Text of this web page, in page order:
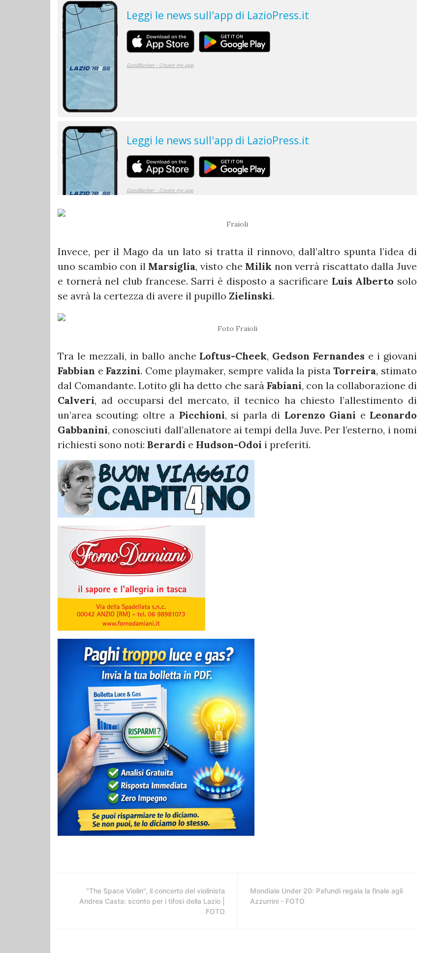
Fraioli
Invece, per il Mago da un lato si tratta il rinnovo, dall’altro spunta l’idea di
uno scambio con il Marsiglia, visto che Milik non verrà riscattato dalla Juve
e tornerà nel club francese. Sarri è disposto a sacrificare Luis Alberto solo
se avrà la certezza di avere il pupillo Zielinski.
Foto Fraioli
Tra le mezzali, in ballo anche Loftus-Cheek, Gedson Fernandes e i giovani
Fabbian eFazzini. Come playmaker, sempre valida la pistaTorreira, stimato
dal Comandante. Lotito gli ha detto che sarà Fabiani, con la collaborazione di
Calveri, ad occuparsi del mercato, il tecnico ha chiesto l’allestimento di
un’area scouting: oltre a Picchioni, si parla di Lorenzo Giani e Leonardo
Gabbanini, conosciuti dall’allenatore ai tempi della Juve. Per l’esterno, i nomi
richiesti sono noti: Berardi e Hudson-Odoi i preferiti.
"The Space Violin", il concerto del violinista
Andrea Casta: sconto per i tifosi della Lazio |
FOTO
Mondiale Under 20: Pafundi regala la finale agli
Azzurrini - FOTO